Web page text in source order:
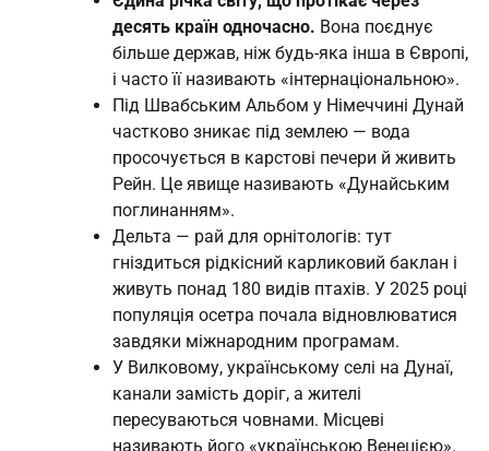
десять країн одночасно. Вона поєднує
більше держав, ніж будь-яка інша в Європі,
і часто її називають «інтернаціональною».
Під Швабським Альбом у Німеччині Дунай
частково зникає під землею — вода
просочується в карстові печери й живить
Рейн. Це явище називають «Дунайським
поглинанням».
Дельта — рай для орнітологів: тут
гніздиться рідкісний карликовий баклан і
живуть понад 180 видів птахів. У 2025 році
популяція осетра почала відновлюватися
завдяки міжнародним програмам.
У Вилковому, українському селі на Дунаї,
канали замість доріг, а жителі
пересуваються човнами. Місцеві
називають його «українською Венецією».